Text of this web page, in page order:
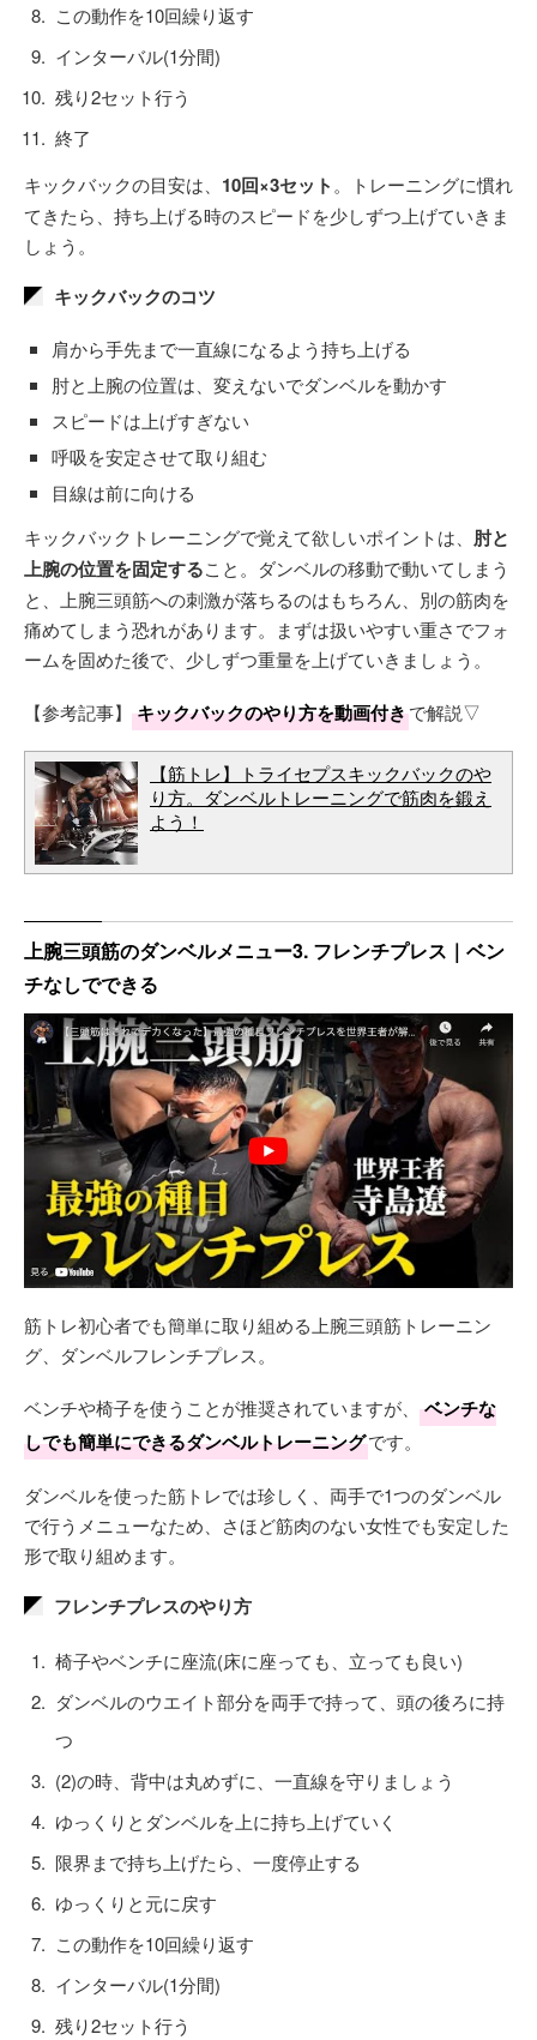
この動作を10回繰り返す
インターバル(1分間)
残り2セット行う
終了
キックバックの目安は、 10回×3セット 。トレーニングに慣れ
てきたら、持ち上げる時のスピードを少しずつ上げていきま
しょう。
キックバックのコツ
肩から手先まで一直線になるよう持ち上げる
肘と上腕の位置は、変えないでダンベルを動かす
スピードは上げすぎない
呼吸を安定させて取り組む
目線は前に向ける
キックバックトレーニングで覚えて欲しいポイントは、 肘と
上腕の位置を固定すること。ダンベルの移動で動いてしまう
と、上腕三頭筋への刺激が落ちるのはもちろん、別の筋肉を
痛めてしまう恐れがあります。まずは扱いやすい重さでフォ
ームを固めた後で、少しずつ重量を上げていきましょう。
【参考記事】 キックバックのやり方を動画付きで解説▽
【筋トレ】トライセプスキックバックのや
り方。ダンベルトレーニングで筋肉を鍛え
よう！
上腕三頭筋のダンベルメニュー3. フレンチプレス｜ベン
チなしでできる
筋トレ初心者でも簡単に取り組める上腕三頭筋トレーニン
グ、ダンベルフレンチプレス。
ベンチや椅子を使うことが推奨されていますが、
ベンチな
しでも簡単にできるダンベルトレーニングです。
ダンベルを使った筋トレでは珍しく、両手で1つのダンベル
で行うメニューなため、さほど筋肉のない女性でも安定した
形で取り組めます。
フレンチプレスのやり方
椅子やベンチに座流(床に座っても、立っても良い)
ダンベルのウエイト部分を両手で持って、頭の後ろに持
つ
(2)の時、背中は丸めずに、一直線を守りましょう
ゆっくりとダンベルを上に持ち上げていく
限界まで持ち上げたら、一度停止する
ゆっくりと元に戻す
この動作を10回繰り返す
インターバル(1分間)
残り2セット行う